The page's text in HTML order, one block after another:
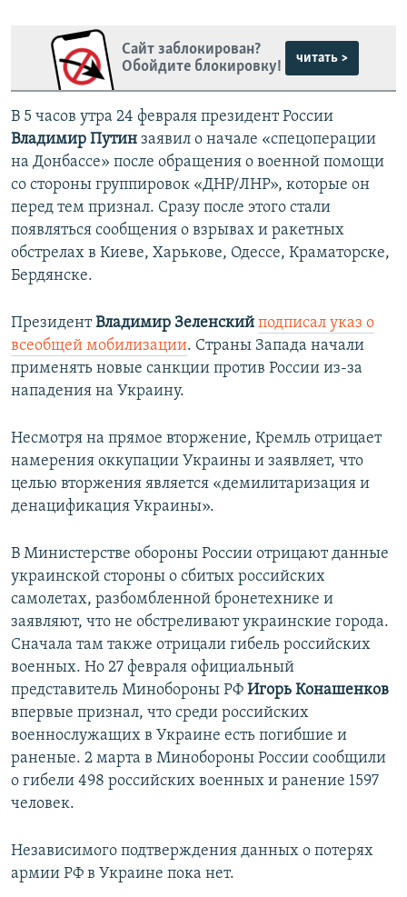
Сайт заблокирован?
Обойдите блокировку!
читать >
В 5 часов утра 24 февраля президент России
Владимир Путин заявил о начале «спецоперации
на Донбассе» после обращения о военной помощи
со стороны группировок «ДНР/ЛНР», которые он
перед тем признал. Сразу после этого стали
появляться сообщения о взрывах и ракетных
обстрелах в Киеве, Харькове, Одессе, Краматорске,
Бердянске.
ПрезидентВладимир Зеленский подписал указ о
всеобщей мобилизации. Страны Запада начали
применять новые санкции против России из-за
нападения на Украину.
Несмотря на прямое вторжение, Кремль отрицает
намерения оккупации Украины и заявляет, что
целью вторжения является «демилитаризация и
денацификация Украины».
В Министерстве обороны России отрицают данные
украинской стороны о сбитых российских
самолетах, разбомбленной бронетехнике и
заявляют, что не обстреливают украинские города.
Сначала там также отрицали гибель российских
военных. Но 27 февраля официальный
представитель Минобороны РФ Игорь Конашенков
впервые признал, что среди российских
военнослужащих в Украине есть погибшие и
раненые. 2 марта в Минобороны России сообщили
о гибели 498 российских военных и ранение 1597
человек.
Независимого подтверждения данных о потерях
армии РФ в Украине пока нет.